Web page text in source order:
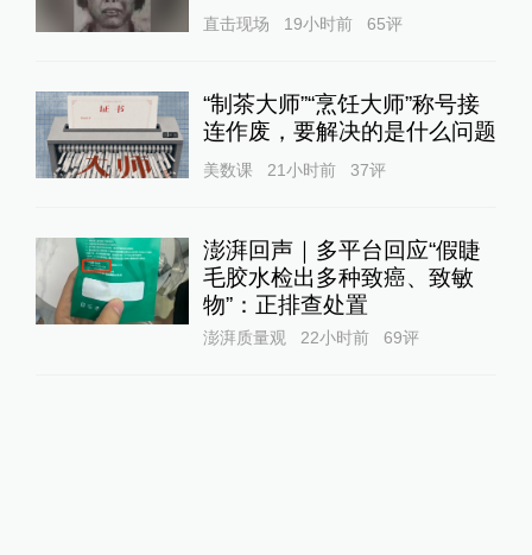
直击现场 19小时前 65评
“制茶大师”“烹饪大师”称号接
连作废，要解决的是什么问题
美数课 21小时前 37评
澎湃回声｜多平台回应“假睫
毛胶水检出多种致癌、致敏
物”：正排查处置
澎湃质量观 22小时前 69评